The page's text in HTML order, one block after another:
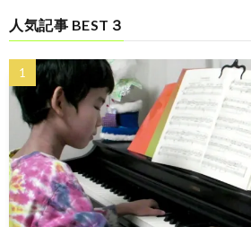
人気記事 BEST３